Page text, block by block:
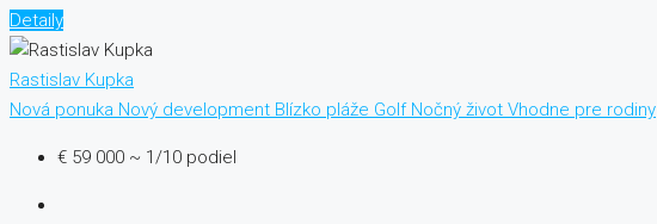
Detaily
Rastislav Kupka
Nová ponuka Nový development Blízko pláže Golf Nočný život Vhodne pre rodiny
€ 59 000 ~ 1/10 podiel